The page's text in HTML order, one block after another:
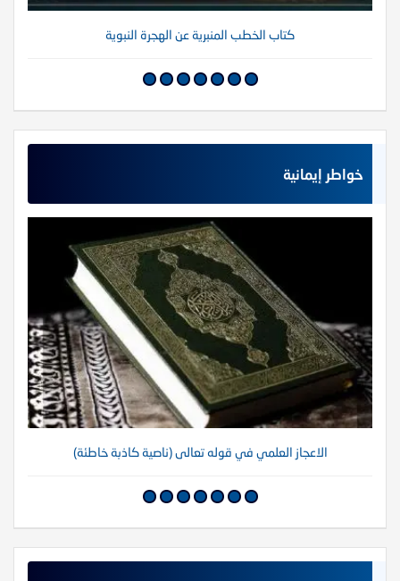
كتاب الخطب المنبرية عن الهجرة النبوية
خواطر إيمانية
الاعجاز العلمي في قوله تعالى (ناصية كاذبة خاطئة)